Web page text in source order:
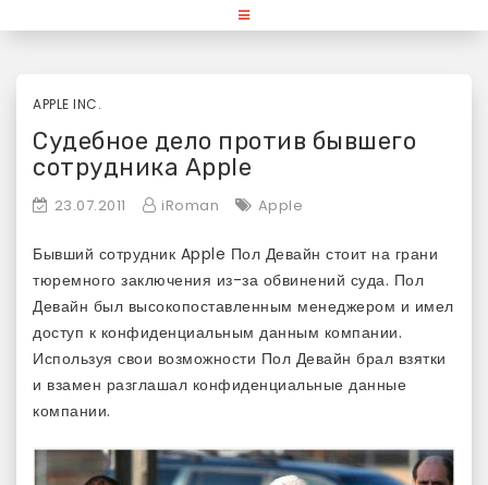
«Используй Mac» — блог для
APPLE INC.
Судебное дело против бывшего
сотрудника Apple
23.07.2011 iRoman Apple
Бывший сотрудник Apple Пол Девайн стоит на грани
тюремного заключения из-за обвинений суда. Пол
Девайн был высокопоставленным менеджером и имел
доступ к конфиденциальным данным компании.
Используя свои возможности Пол Девайн брал взятки
и взамен разглашал конфиденциальные данные
компании.